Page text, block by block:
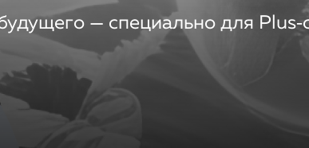
— специально для